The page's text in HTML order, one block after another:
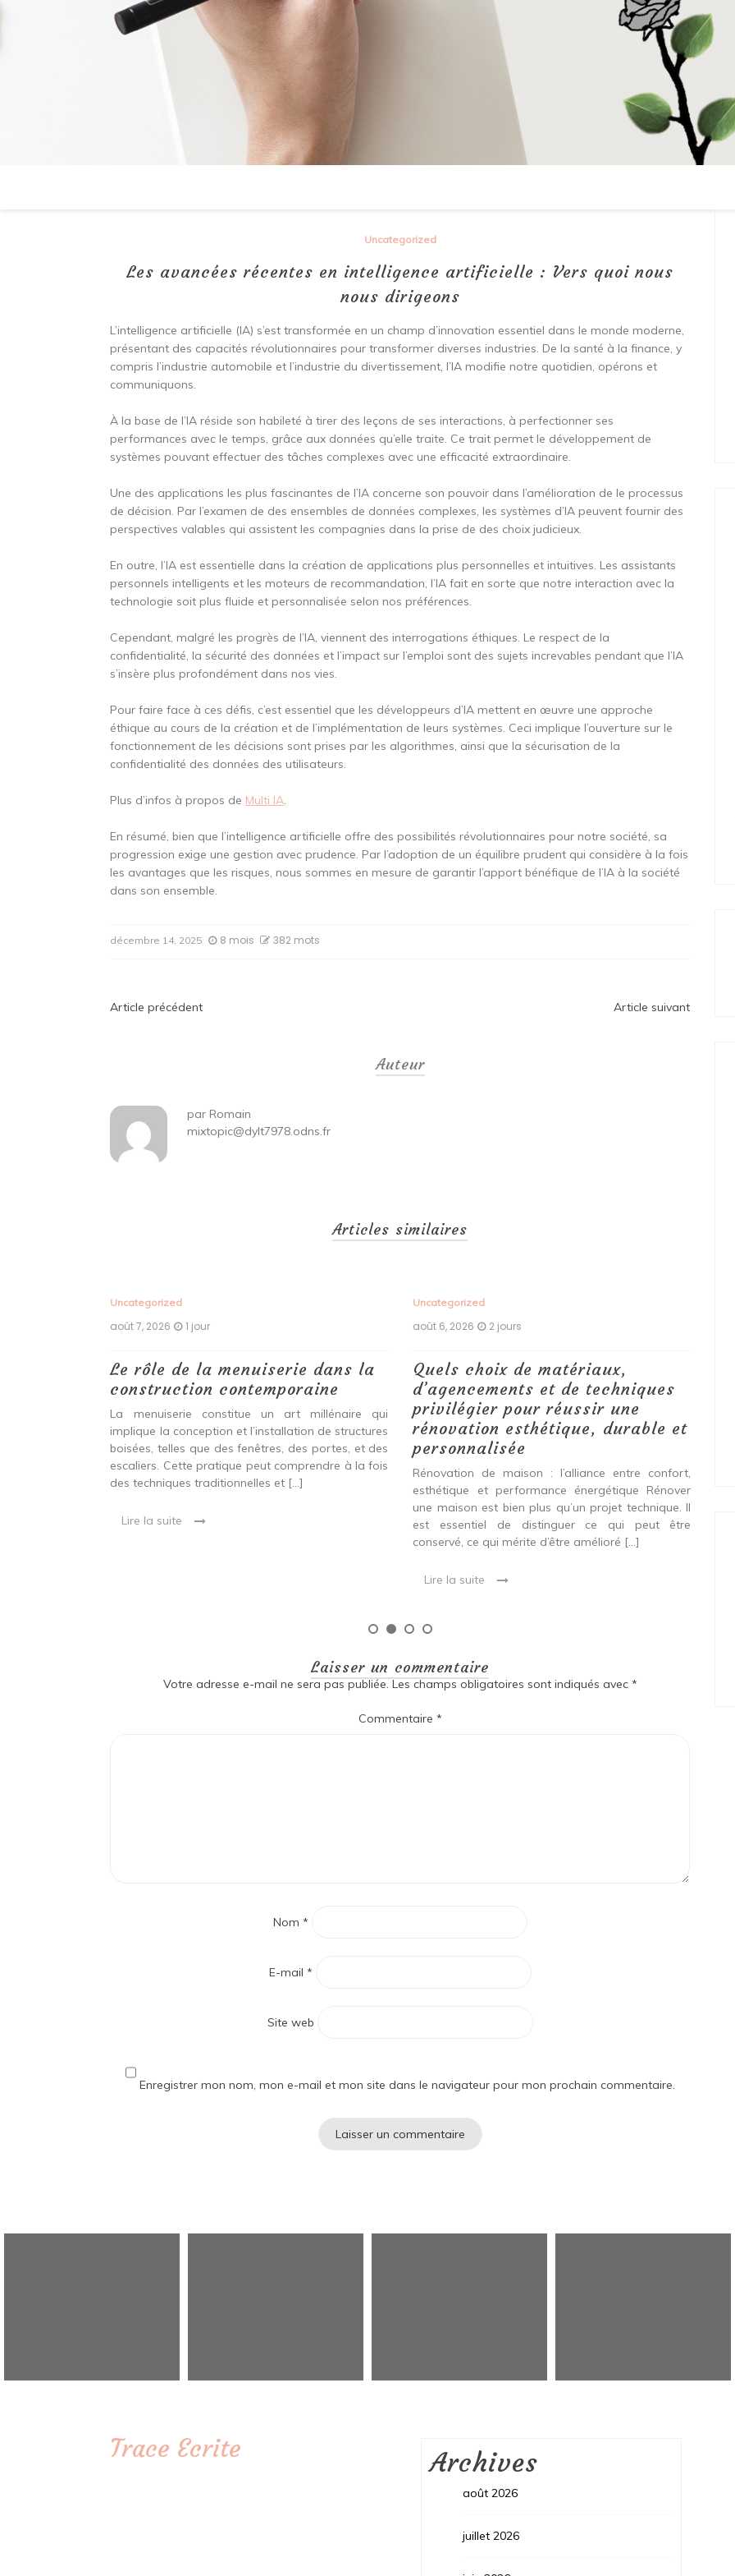
Uncategorized
Les avancées récentes en intelligence artificielle : Vers quoi nous
nous dirigeons
L’intelligence artificielle (IA) s’est transformée en un champ d’innovation essentiel dans le monde moderne,
présentant des capacités révolutionnaires pour transformer diverses industries. De la santé à la finance, y
compris l’industrie automobile et l’industrie du divertissement, l’IA modifie notre quotidien, opérons et
communiquons.
À la base de l’IA réside son habileté à tirer des leçons de ses interactions, à perfectionner ses
performances avec le temps, grâce aux données qu’elle traite. Ce trait permet le développement de
systèmes pouvant effectuer des tâches complexes avec une efficacité extraordinaire.
Une des applications les plus fascinantes de l’IA concerne son pouvoir dans l’amélioration de le processus
de décision. Par l’examen de des ensembles de données complexes, les systèmes d’IA peuvent fournir des
perspectives valables qui assistent les compagnies dans la prise de des choix judicieux.
En outre, l’IA est essentielle dans la création de applications plus personnelles et intuitives. Les assistants
personnels intelligents et les moteurs de recommandation, l’IA fait en sorte que notre interaction avec la
technologie soit plus fluide et personnalisée selon nos préférences.
Cependant, malgré les progrès de l’IA, viennent des interrogations éthiques. Le respect de la
confidentialité, la sécurité des données et l’impact sur l’emploi sont des sujets increvables pendant que l’IA
s’insère plus profondément dans nos vies.
Pour faire face à ces défis, c’est essentiel que les développeurs d’IA mettent en œuvre une approche
éthique au cours de la création et de l’implémentation de leurs systèmes. Ceci implique l’ouverture sur le
fonctionnement de les décisions sont prises par les algorithmes, ainsi que la sécurisation de la
confidentialité des données des utilisateurs.
Plus d’infos à propos de Multi IA.
En résumé, bien que l’intelligence artificielle offre des possibilités révolutionnaires pour notre société, sa
progression exige une gestion avec prudence. Par l’adoption de un équilibre prudent qui considère à la fois
les avantages que les risques, nous sommes en mesure de garantir l’apport bénéfique de l’IA à la société
dans son ensemble.
décembre 14, 2025 8 mois 382 mots
Navigation
Article précédent Article suivant
Auteur
par Romain
mixtopic@dylt7978.odns.fr
Articles similaires
Uncategorized
août 7, 2026 1 jour
Le rôle de la menuiserie dans la
construction contemporaine
La menuiserie constitue un art millénaire qui
implique la conception et l’installation de structures
boisées, telles que des fenêtres, des portes, et des
escaliers. Cette pratique peut comprendre à la fois
des techniques traditionnelles et […]
Lire la suite
Uncategorized
août 6, 2026 2 jours
Quels choix de matériaux,
d’agencements et de techniques
privilégier pour réussir une
rénovation esthétique, durable et
personnalisée
Rénovation de maison : l’alliance entre confort,
esthétique et performance énergétique Rénover
une maison est bien plus qu’un projet technique. Il
est essentiel de distinguer ce qui peut être
conservé, ce qui mérite d’être amélioré […]
Lire la suite
Laisser un commentaire
Votre adresse e-mail ne sera pas publiée. Les champs obligatoires sont indiqués avec *
Commentaire *
Nom *
E-mail *
Site web
Enregistrer mon nom, mon e-mail et mon site dans le navigateur pour mon prochain commentaire.
Trace Ecrite Archives
août 2026
juillet 2026